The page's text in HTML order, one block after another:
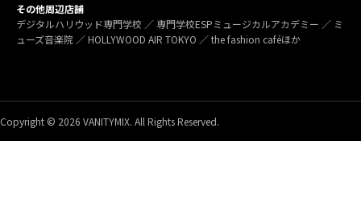
その他周辺店舗
デジタルハリウッド専門学校 ／ 専門学校ESPミュージカルアカデミー ／ ミ
ューズ音楽院 ／ HOLLYWOOD AIR TOKYO ／ the fashion caféほか
Copyright © 2026 VANITYMIX. All Rights Reserved.